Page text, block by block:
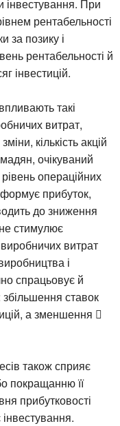
інвестування. При
рентабельності
за позику і
рентабельності й
інвестицій.
такі
витрат,
кількість акцій
очікуваний
рівень операційних
прибуток,
до зниження
стимулює
витрат
і
спрацьовує й
ставок
а зменшення 
також сприяє
покращанню її
прибутковості